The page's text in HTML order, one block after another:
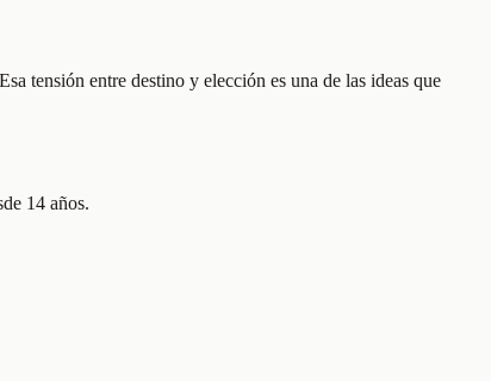
tensión entre destino y elección es una de las ideas que
14 años.